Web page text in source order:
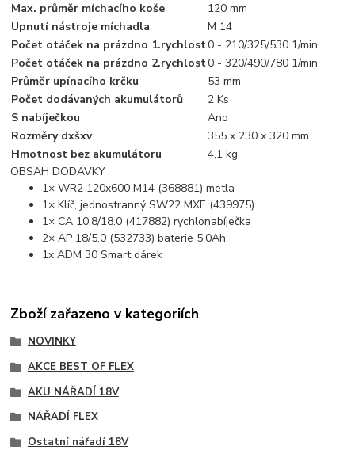
Max. průměr míchacího koše
120 mm
Upnutí nástroje míchadla
M 14
Počet otáček na prázdno 1.rychlost0 - 210/325/530 1/min
Počet otáček na prázdno 2.rychlost0 - 320/490/780 1/min
Průměr upínacího krčku
53 mm
Počet dodávaných akumulátorů
2 Ks
S nabíječkou
Ano
Rozměry dxšxv
355 x 230 x 320 mm
Hmotnost bez akumulátoru
4,1 kg
OBSAH DODÁVKY
1× WR2 120x600 M14 (368881) metla
1× Klíč, jednostranný SW22 MXE (439975)
1× CA 10.8/18.0 (417882) rychlonabíječka
2× AP 18/5.0 (532733) baterie 5.0Ah
1x ADM 30 Smart dárek
Zboží zařazeno v kategoriích
NOVINKY
AKCE BEST OF FLEX
AKU NÁŘADÍ 18V
NÁŘADÍ FLEX
Ostatní nářadí 18V